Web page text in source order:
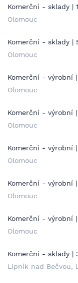
Komerční - sklady |
Olomouc
Komerční - sklady |
Olomouc
Komerční - výrobní
Olomouc
Komerční - výrobní
Olomouc
Komerční - výrobní
Olomouc
Komerční - výrobní
Olomouc
Komerční - výrobní |
Olomouc
Komerční - sklady |
Lipník nad Bečvou,